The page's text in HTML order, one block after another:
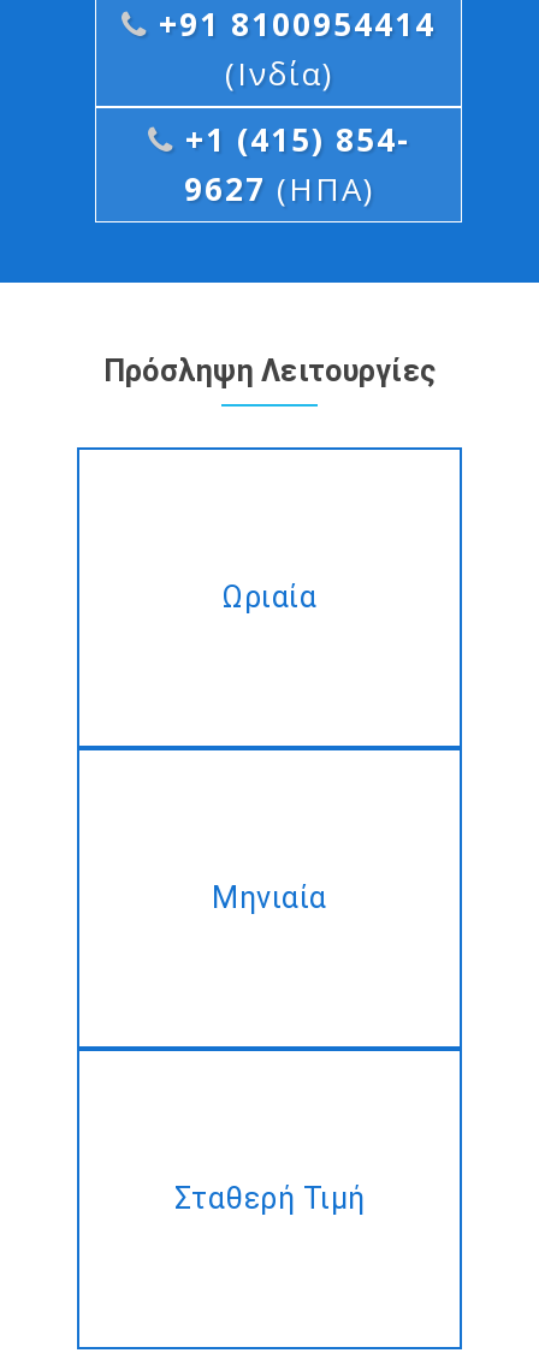
+91 8100954414
(Ινδία)
+1 (415) 854-
9627 (ΗΠΑ)
Πρόσληψη Λειτουργίες
Ωριαία
προγραμματιστές σε ωριαία
βάση, που προσαρμόζονται
Μηνιαία
Android App Technology
Σταθερή Τιμή
υπάρχει χρόνος για να τα
καταφέρεις; Ας το κάνει για